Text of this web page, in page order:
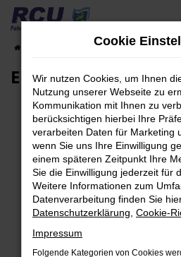
Zum
Hauptinhalt
springen
EU-Fahrzeuge am Lager
EU-Neuwagen für
Fehler: Network
Beim Laden ist ein Fehler
Hier sind ein paar Tipps, die
Überprüfe deine Firewall
Laden andere Webseiten,
Cookie
Wir nutzen Cookies, um Ihnen
Nutzung unserer Webseite zu
Kommunikation mit Ihnen zu
berücksichtigen hierbei Ihre
verarbeiten Daten für Marketing
wenn Sie uns Ihre Einwilligung
einem späteren Zeitpunkt Ihre
Sie die Einwilligung jederzeit für
Weitere Informationen zum
Datenverarbeitung finden Sie
Datenschutzerklärung Cookie-
Impressum
Folgende Kategorien von Cookies